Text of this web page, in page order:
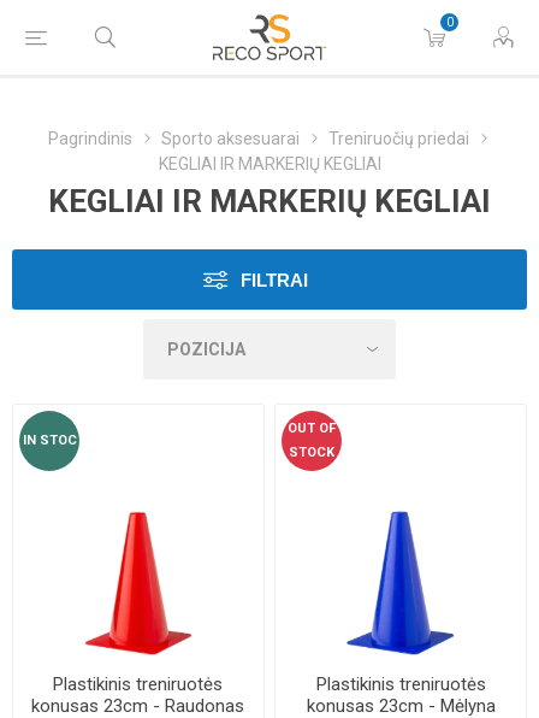
0
Pagrindinis Sporto aksesuarai
Treniruočių priedai
KEGLIAI IR MARKERIŲ KEGLIAI
KEGLIAI IR MARKERIŲ KEGLIAI
FILTRAI
IN STOC
Plastikinis treniruotės
konusas 23cm - Raudonas
OUT OF
STOCK
Plastikinis treniruotės
konusas 23cm - Mėlyna